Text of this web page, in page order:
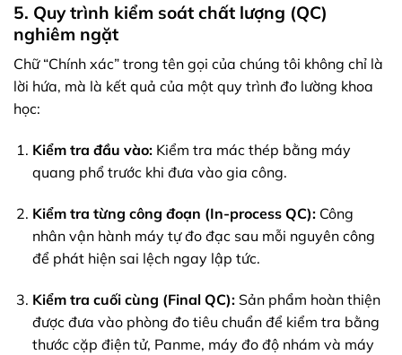
5. Quy trình kiểm soát chất lượng (QC)
nghiêm ngặt
Chữ “Chính xác” trong tên gọi của chúng tôi không chỉ là
lời hứa, mà là kết quả của một quy trình đo lường khoa
học:
Kiểm tra đầu vào:Kiểm tra mác thép bằng máy
quang phổ trước khi đưa vào gia công.
Kiểm tra từng công đoạn (In-process QC):Công
nhân vận hành máy tự đo đạc sau mỗi nguyên công
để phát hiện sai lệch ngay lập tức.
Kiểm tra cuối cùng (Final QC):Sản phẩm hoàn thiện
được đưa vào phòng đo tiêu chuẩn để kiểm tra bằng
thước cặp điện tử, Panme, máy đo độ nhám và máy